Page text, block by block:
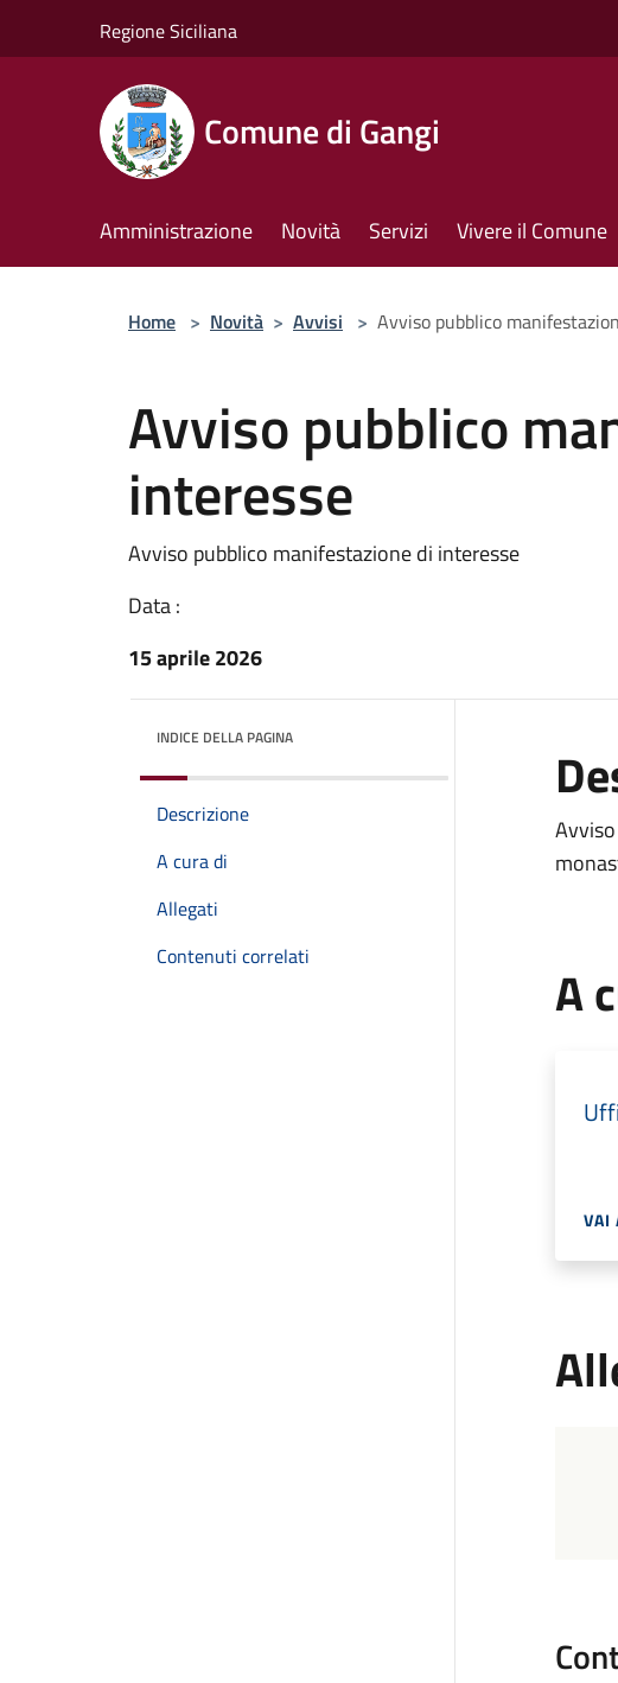
Regione Siciliana
Comune di Gangi
Amministrazione Novità Servizi Vivere il Comune
Home > Novità > Avvisi > Avviso pubblico
Avviso pubblico
interesse
Avviso pubblico manifestazione di interesse
Data :
15 aprile 2026
INDICE DELLA PAGINA
Descrizione
A cura di
Allegati
Contenuti correlati
A
VAI